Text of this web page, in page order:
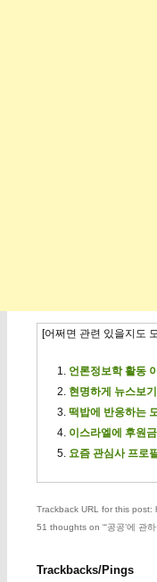
[어쩌면 관련 있을지도
언론정보학 활동
현명하게 뉴스보
떡밥에 반응하는
이스라엘에 후원
요즘 관심사 프로필
Trackback URL for this
51 thoughts on “‘공공’에 관하
Trackbacks/Pings